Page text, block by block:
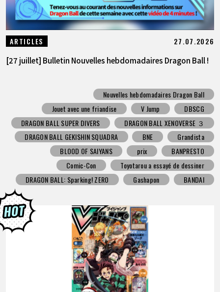
ARTICLES 27.07.2026
[27 juillet] Bulletin Nouvelles hebdomadaires Dragon Ball !
Nouvelles hebdomadaires Dragon Ball
Jouet avec une friandise
V Jump
DBSCG
DRAGON BALL SUPER DIVERS
DRAGON BALL XENOVERSE ３
DRAGON BALL GEKISHIN SQUADRA
BNE
Grandista
BLOOD OF SAIYANS
prix
BANPRESTO
Comic-Con
Toyotarou a essayé de dessiner
DRAGON BALL: Sparking! ZERO
Gashapon BANDAI